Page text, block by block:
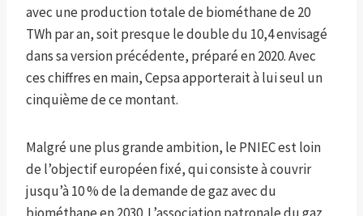
avec une production totale de biométhane de 20
TWh par an, soit presque le double du 10,4 envisagé
dans sa version précédente, préparé en 2020. Avec
ces chiffres en main, Cepsa apporterait à lui seul un
cinquième de ce montant.
Malgré une plus grande ambition, le PNIEC est loin
de l’objectif européen fixé, qui consiste à couvrir
jusqu’à 10 % de la demande de gaz avec du